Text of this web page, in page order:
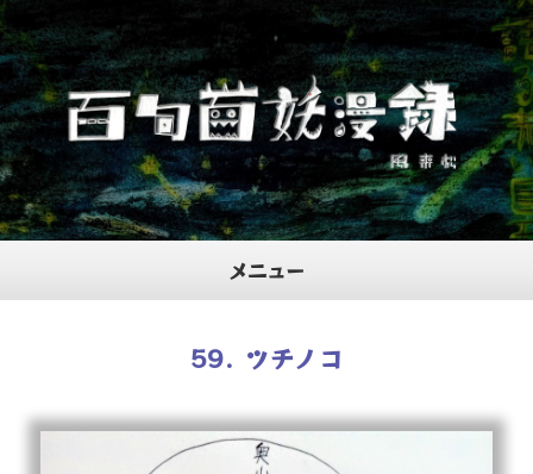
メニュー
当サイトについて
59. ツチノコ